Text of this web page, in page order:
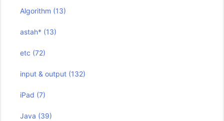
Algorithm (13)
astah* (13)
etc (72)
input & output (132)
iPad (7)
Java (39)